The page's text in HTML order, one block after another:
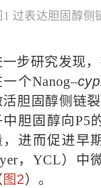
1 过表达胆固醇侧
一步研究发现
一个Nanog–
活胆固醇侧链
中胆固醇向P5
，进而促进早
，YCL）中
图2）。